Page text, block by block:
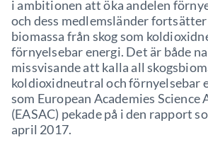
i ambitionen att öka andelen
och dess medlemsländer
biomassa från skog som
förnyelsebar energi. Det är både
missvisande att kalla all
koldioxidneutral och förnyelsebar
som European Academies Science
(EASAC) pekade på i den rapport
april 2017.